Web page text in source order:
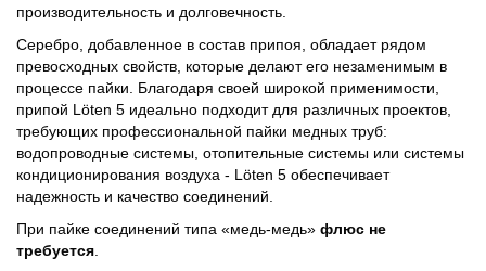
производительность и долговечность.
Серебро, добавленное в состав припоя, обладает рядом
превосходных свойств, которые делают его незаменимым в
процессе пайки. Благодаря своей широкой применимости,
припой Löten 5 идеально подходит для различных проектов,
требующих профессиональной пайки медных труб:
водопроводные системы, отопительные системы или системы
кондиционирования воздуха - Löten 5 обеспечивает
надежность и качество соединений.
При пайке соединений типа «медь-медь» флюс не
требуется